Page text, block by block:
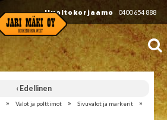
Huoltokorjaamo 0400 654 888
‹ Edellinen
» Valot ja polttimot » Sivuvalot ja markerit »